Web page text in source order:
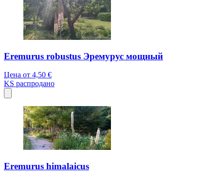
Eremurus robustus Эремурус мощный
Цена от 4,50 €
KS распродано
Eremurus himalaicus